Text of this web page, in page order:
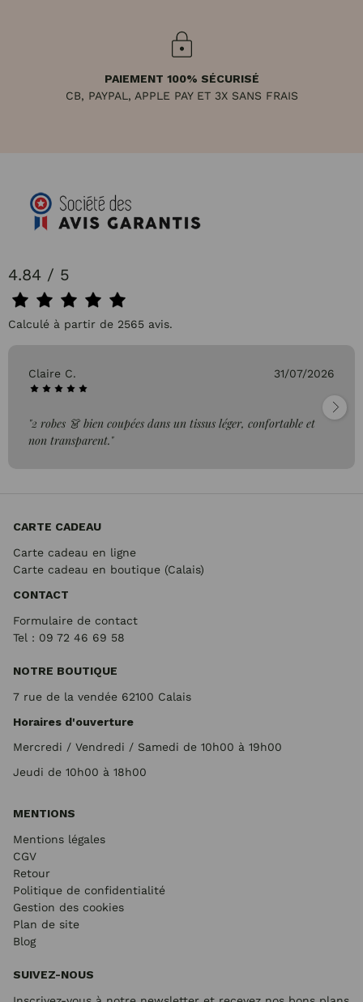
PAIEMENT 100% SÉCURISÉ
CB, PAYPAL, APPLE PAY ET 3X SANS FRAIS
4.84 / 5
Calculé à partir de 2565 avis.
Claire C. 31/07/2026
"2 robes 👗 bien coupées dans un tissus léger, confortable et
non transparent."
CARTE CADEAU
Carte cadeau en ligne
Carte cadeau en boutique (Calais)
CONTACT
Formulaire de contact
Tel : 09 72 46 69 58
NOTRE BOUTIQUE
7 rue de la vendée 62100 Calais
Horaires d'ouverture
Mercredi / Vendredi / Samedi de 10h00 à 19h00
Jeudi de 10h00 à 18h00
MENTIONS
Mentions légales
CGV
Retour
Politique de confidentialité
Gestion des cookies
Plan de site
Blog
SUIVEZ-NOUS